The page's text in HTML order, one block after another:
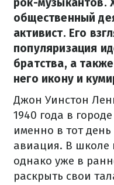
рок-музыкантов.
общественный
активист. Его
популяризация
братства, а
него икону и
Джон Уинстон
1940 года в
именно в тот
авиация. В школе
однако уже в
раскрыть свои